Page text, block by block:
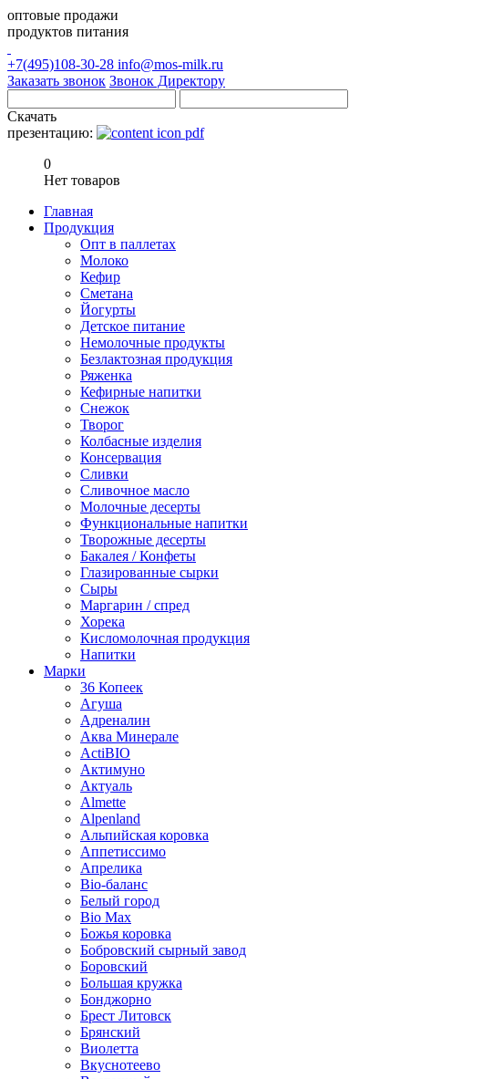
оптовые продажи
продуктов питания
+7(495)108-30-28 info@mos-milk.ru
Заказать звонок Звонок Директору
Скачать
презентацию:
0
Нет товаров
Главная
Продукция
Опт в паллетах
Молоко
Кефир
Сметана
Йогурты
Детское питание
Немолочные продукты
Безлактозная продукция
Ряженка
Кефирные напитки
Снежок
Творог
Колбасные изделия
Консервация
Сливки
Сливочное масло
Молочные десерты
Функциональные напитки
Творожные десерты
Бакалея / Конфеты
Глазированные сырки
Сыры
Маргарин / спред
Хорека
Кисломолочная продукция
Напитки
Марки
36 Копеек
Агуша
Адреналин
Аква Минерале
ActiBIO
Актимуно
Актуаль
Almette
Alpenland
Альпийская коровка
Аппетиссимо
Апрелика
Bio-баланс
Белый город
Bio Max
Божья коровка
Бобровский сырный завод
Боровский
Большая кружка
Бонджорно
Брест Литовск
Брянский
Виолетта
Вкуснотеево